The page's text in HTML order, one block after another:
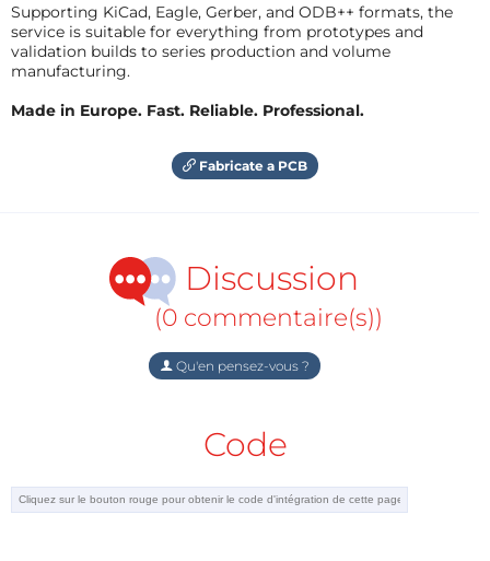
Supporting KiCad, Eagle, Gerber, and ODB++ formats, the
service is suitable for everything from prototypes and
validation builds to series production and volume
manufacturing.
Made in Europe. Fast. Reliable. Professional.
Fabricate a PCB
Discussion
(0 commentaire(s))
Qu'en pensez-vous ?
Code